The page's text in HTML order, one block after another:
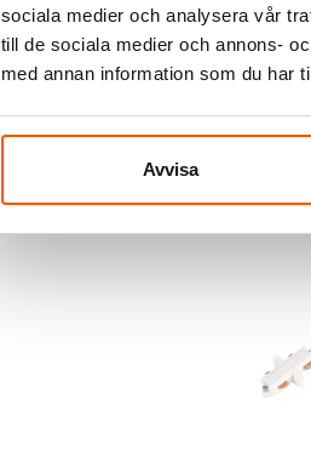
sociala medier och analysera vår
till de sociala medier och annons-
med annan information som du har
Avvisa
Hide-a-lite
Hide-a-Lite
209,00 kr